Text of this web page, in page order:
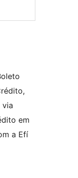
via
em
a Efí